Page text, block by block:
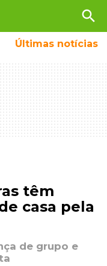
search
Últimas notícias
têm
casa pela
de grupo e